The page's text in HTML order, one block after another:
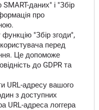
даних" і "Збір
про
"Збір згоди",
перед
Це допоможе
до GDPR та
URL-адресу вашого
з доступних
URL-адреса логгера